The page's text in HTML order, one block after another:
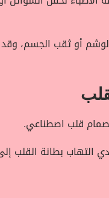
أو ثقب الجسم،
قلب اصطناعي.
بطانة القلب